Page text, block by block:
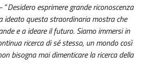
“Desidero esprimere grande riconoscenza
ideato questa straordinaria mostra che
e a ideare il futuro. Siamo immersi in
ricerca di sé stesso, un mondo così
bisogna mai dimenticare la ricerca della